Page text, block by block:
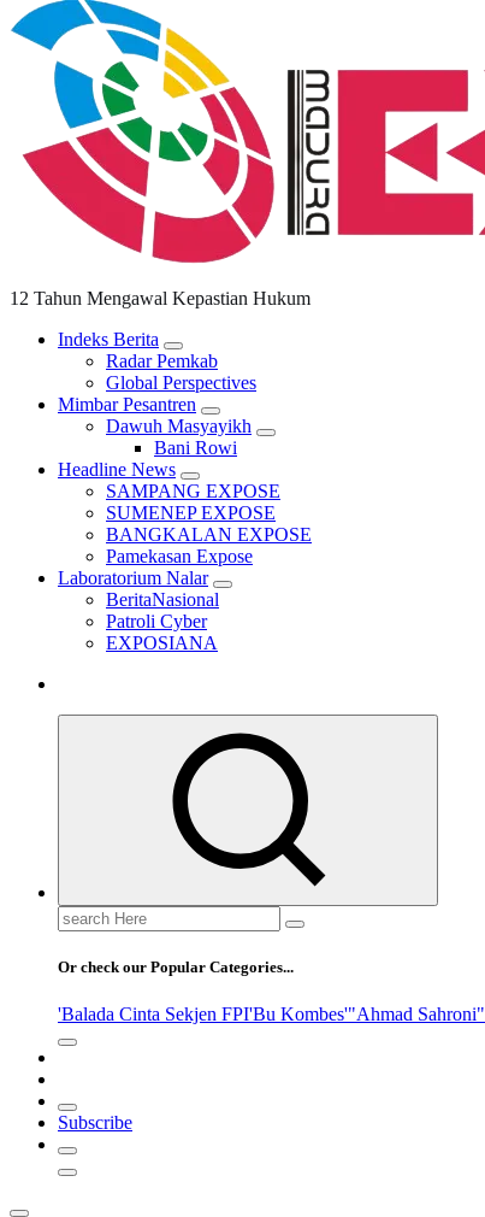
12 Tahun Mengawal Kepastian Hukum
Indeks Berita
Radar Pemkab
Global Perspectives
Mimbar Pesantren
Dawuh Masyayikh
Bani Rowi
Headline News
SAMPANG EXPOSE
SUMENEP EXPOSE
BANGKALAN EXPOSE
Pamekasan Expose
Laboratorium Nalar
BeritaNasional
Patroli Cyber
EXPOSIANA
Search
for:
Or check our Popular Categories...
'Balada Cinta Sekjen FPI'Bu Kombes'"Ahmad Sahroni"
Subscribe